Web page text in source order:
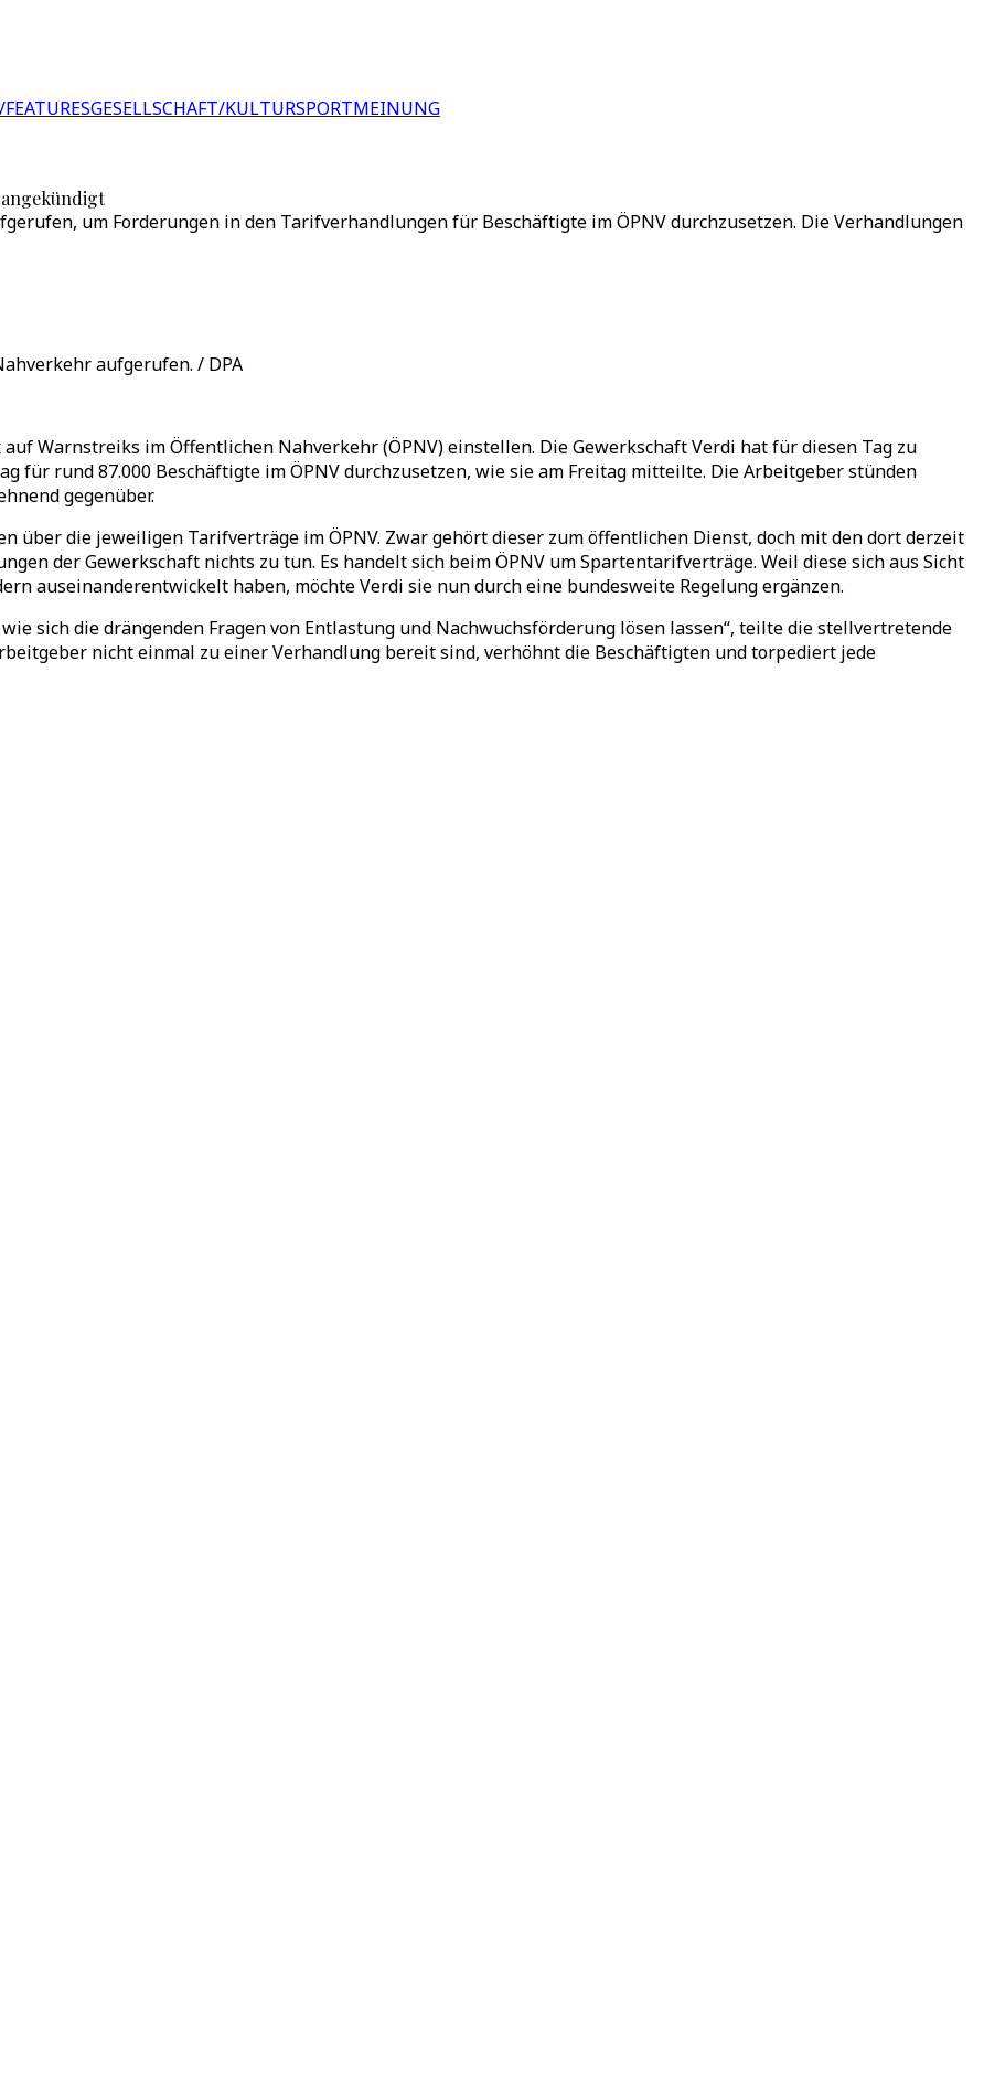
GESELLSCHAFT/KULTURSPORTMEINUNG
um Forderungen in den Tarifverhandlungen für Beschäftigte im ÖPNV durchzusetzen. Die Verhandlungen
aufgerufen. / DPA
Warnstreiks im Öffentlichen Nahverkehr (ÖPNV) einstellen. Die Gewerkschaft Verdi hat für diesen Tag zu
für rund 87.000 Beschäftigte im ÖPNV durchzusetzen, wie sie am Freitag mitteilte. Die Arbeitgeber stünden
gegenüber.
über die jeweiligen Tarifverträge im ÖPNV. Zwar gehört dieser zum öffentlichen Dienst, doch mit den dort derzeit
der Gewerkschaft nichts zu tun. Es handelt sich beim ÖPNV um Spartentarifverträge. Weil diese sich aus Sicht
auseinanderentwickelt haben, möchte Verdi sie nun durch eine bundesweite Regelung ergänzen.
sich die drängenden Fragen von Entlastung und Nachwuchsförderung lösen lassen“, teilte die stellvertretende
nicht einmal zu einer Verhandlung bereit sind, verhöhnt die Beschäftigten und torpediert jede